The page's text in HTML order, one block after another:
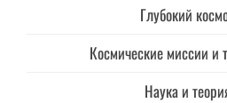
Глубокий
Космические миссии и
Наука и